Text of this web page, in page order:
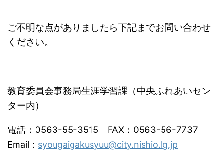
ご不明な点がありましたら下記までお問い合わせ
ください。
教育委員会事務局生涯学習課（中央ふれあいセン
ター内）
電話：0563-55-3515 FAX：0563-56-7737
Email： syougaigakusyuu@city.nishio.lg.jp